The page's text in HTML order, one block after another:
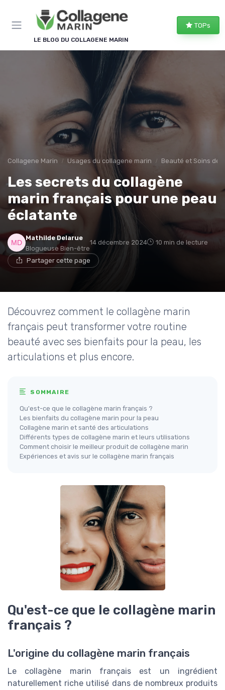
LE BLOG DU COLLAGENE MARIN
TOPs
Collagene Marin Usages du collagene marin Beauté et Soins de
Les secrets du collagène
marin français pour une peau
éclatante
Mathilde Delarue
Blogueuse Bien-être
14 décembre 2024 10 min de lecture
Partager cette page
Découvrez comment le collagène marin
français peut transformer votre routine
beauté avec ses bienfaits pour la peau, les
articulations et plus encore.
SOMMAIRE
Qu'est-ce que le collagène marin français ?
Les bienfaits du collagène marin pour la peau
Collagène marin et santé des articulations
Différents types de collagène marin et leurs utilisations
Comment choisir le meilleur produit de collagène marin
Expériences et avis sur le collagène marin français
Qu'est-ce que le collagène marin
français ?
L'origine du collagène marin français
Le collagène marin français est un ingrédient
naturellement riche utilisé dans de nombreux produits